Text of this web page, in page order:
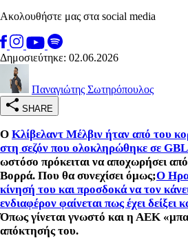
Ακολουθήστε μας στα social media
Δημοσιεύτηκε: 02.06.2026
Παναγιώτης Σωτηρόπουλος
SHARE
Ο Κλίβελαντ Μέλβιν ήταν από του
στη σεζόν που ολοκληρώθηκε σε
ωστόσο πρόκειται να αποχωρήσει
Βορρά. Που θα συνεχίσει όμως;Ο
κίνησή του και προσδοκά να τον
ενδιαφέρον φαίνεται πως έχει
Όπως γίνεται γνωστό και η ΑΕΚ
απόκτησής του.